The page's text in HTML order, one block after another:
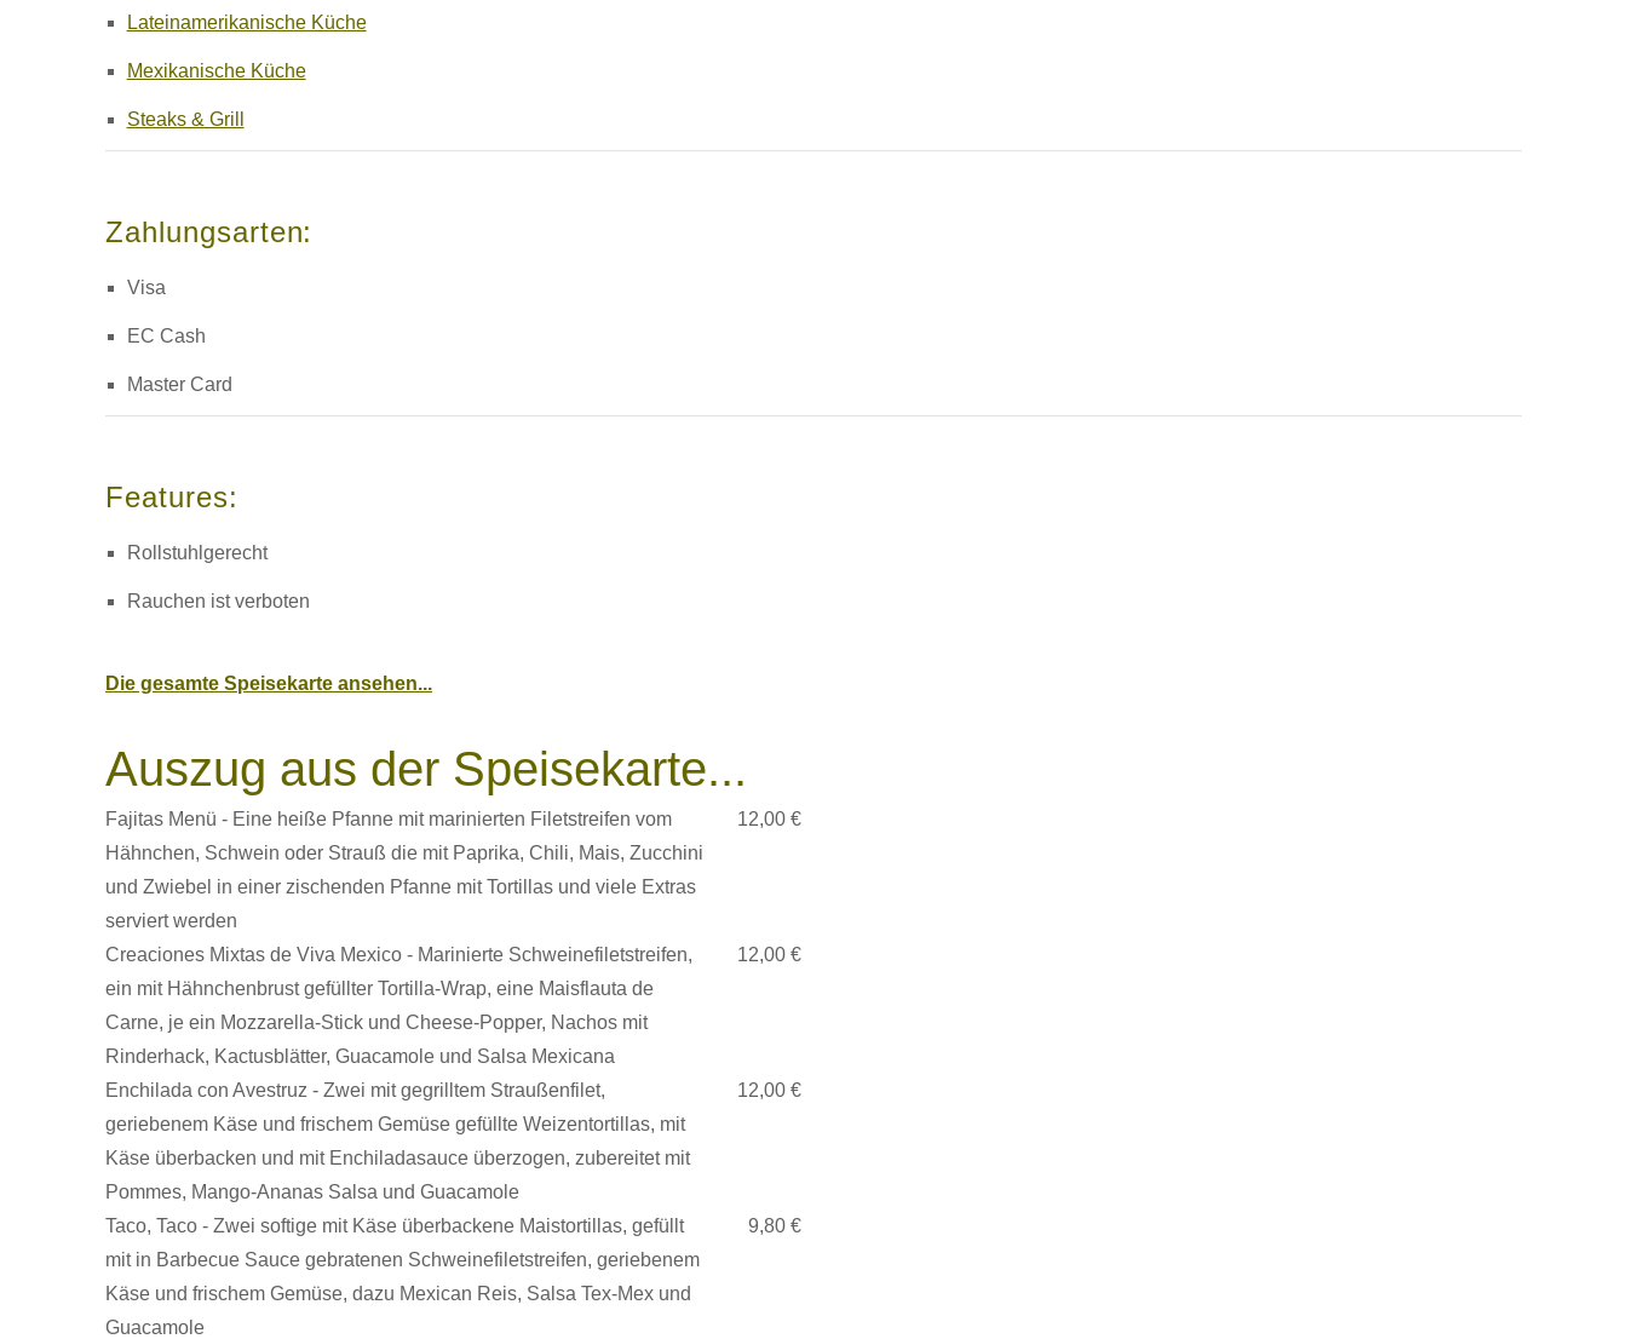
Lateinamerikanische Küche
Mexikanische Küche
Steaks & Grill
Zahlungsarten:
Visa
EC Cash
Master Card
Features:
Rollstuhlgerecht
Rauchen ist verboten
Die gesamte Speisekarte ansehen...
Auszug aus der Speisekarte...
Fajitas Menü - Eine heiße Pfanne mit marinierten Filetstreifen vom
Hähnchen, Schwein oder Strauß die mit Paprika, Chili, Mais, Zucchini
und Zwiebel in einer zischenden Pfanne mit Tortillas und viele Extras
serviert werden
12,00 €
Creaciones Mixtas de Viva Mexico - Marinierte Schweinefiletstreifen,
ein mit Hähnchenbrust gefüllter Tortilla-Wrap, eine Maisflauta de
Carne, je ein Mozzarella-Stick und Cheese-Popper, Nachos mit
Rinderhack, Kactusblätter, Guacamole und Salsa Mexicana
12,00 €
Enchilada con Avestruz - Zwei mit gegrilltem Straußenfilet,
geriebenem Käse und frischem Gemüse gefüllte Weizentortillas, mit
Käse überbacken und mit Enchiladasauce überzogen, zubereitet mit
Pommes, Mango-Ananas Salsa und Guacamole
12,00 €
Taco, Taco - Zwei softige mit Käse überbackene Maistortillas, gefüllt
mit in Barbecue Sauce gebratenen Schweinefiletstreifen, geriebenem
Käse und frischem Gemüse, dazu Mexican Reis, Salsa Tex-Mex und
Guacamole
9,80 €